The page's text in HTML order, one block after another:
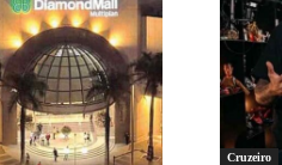
Cruzeiro